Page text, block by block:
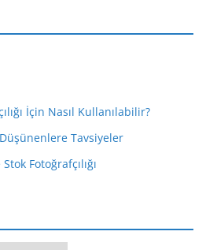
İçin Nasıl Kullanılabilir?
Tavsiyeler
Fotoğrafçılığı